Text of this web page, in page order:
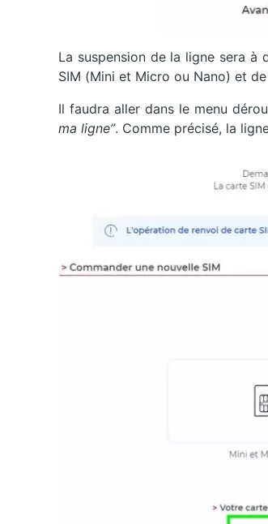
La suspension de la ligne sera
SIM (Mini et Micro ou Nano) et
Il faudra aller dans le menu
ma ligne”. Comme précisé, la